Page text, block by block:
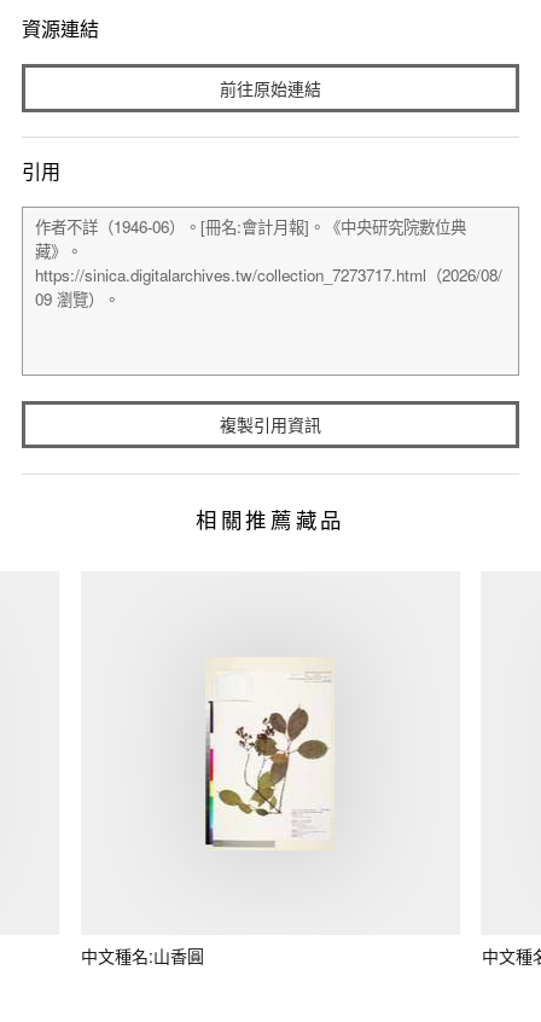
資源連結
前往原始連結
引用
複製引用資訊
相關推薦藏品
中文種名:山香圓 中文種